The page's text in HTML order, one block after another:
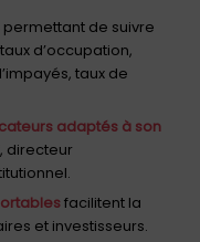
permettant de suivre
d’occupation,
taux de
adaptés à son
directeur
facilitent la
et investisseurs.